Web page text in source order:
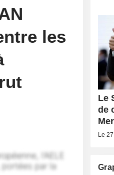
les
Le
de
Le